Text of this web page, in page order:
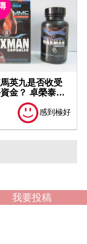
英九是否收受
金？ 卓榮泰：
依法處理
感到極好
我要投稿